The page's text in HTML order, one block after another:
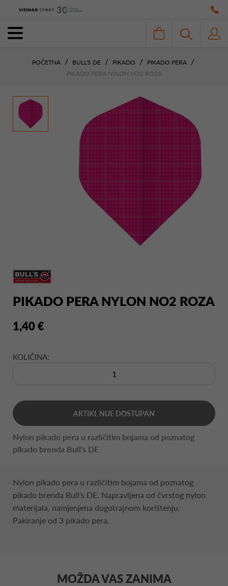
POČETNA BULL'S DE PIKADO
PIKADO PERA
PIKADO PERA NYLON NO2 ROZA
PIKADO PERA NYLON NO2 ROZA
1,40 €
KOLIČINA:
ARTIKL NIJE DOSTUPAN
Nylon pikado pera u različitim bojama od poznatog
pikado brenda Bull's DE
Nylon pikado pera u različitim bojama od poznatog
pikado brenda Bull's DE. Napravljena od čvrstog nylon
materijala, namjenjena dugotrajnom korištenju.
Pakiranje od 3 pikado pera.
MOŽDA VAS ZANIMA